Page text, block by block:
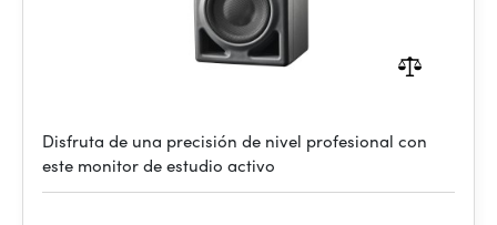
Disfruta de una precisión de nivel profesional con
este monitor de estudio activo